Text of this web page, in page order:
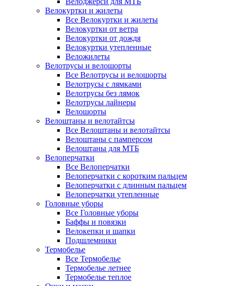
Велокуртки и жилеты
Все Велокуртки и жилеты
Велокуртки от ветра
Велокуртки от дождя
Велокуртки утепленные
Веложилеты
Велотрусы и велошорты
Все Велотрусы и велошорты
Велотрусы с лямками
Велотрусы без лямок
Велотрусы лайнеры
Велошорты
Велоштаны и велотайтсы
Все Велоштаны и велотайтсы
Велоштаны с памперсом
Велоштаны для МТБ
Велоперчатки
Все Велоперчатки
Велоперчатки с коротким пальцем
Велоперчатки с длинным пальцем
Велоперчатки утепленные
Головные уборы
Все Головные уборы
Баффы и повязки
Велокепки и шапки
Подшлемники
Термобелье
Все Термобелье
Термобелье летнее
Термобелье теплое